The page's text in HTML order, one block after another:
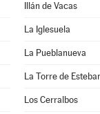
Illán de Vacas
La Iglesuela
La Pueblanueva
La Torre de
Los Cerralbos